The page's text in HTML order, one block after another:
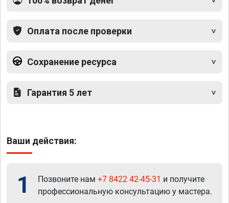
Оплата после проверки
Сохранение ресурса
Гарантия 5 лет
Ваши действия:
1 Позвоните нам +7 8422 42-45-31 и получите
профессиональную консультацию у мастера.